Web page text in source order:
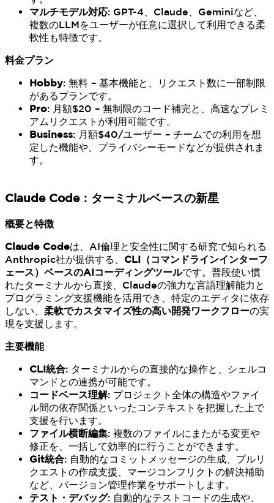
マルチモデル対応: GPT-4、Claude、Geminiなど、
複数のLLMをユーザーが任意に選択して利用できる柔
軟性も特徴です。
料金プラン
Hobby: 無料 – 基本機能と、リクエスト数に一部制限
があるプランです。
Pro: 月額$20 – 無制限のコード補完と、高速なプレミ
アムリクエストが利用可能です。
Business: 月額$40/ユーザー – チームでの利用を想
定した機能や、プライバシーモードなどが提供されま
す。
Claude Code：ターミナルベースの新星
概要と特徴
Claude Codeは、AI倫理と安全性に関する研究で知られる
Anthropic社が提供する、 CLI（コマンドラインインターフ
ェース）ベースのAIコーディングツールです。普段使い慣
れたターミナルから直接、Claudeの強力な言語理解能力と
プログラミング支援機能を活用でき、特定のエディタに依存
しない、 柔軟でカスタマイズ性の高い開発ワークフローの実
現を支援します。
主要機能
CLI統合: ターミナルからの直接的な操作と、シェルコ
マンドとの連携が可能です。
コードベース理解: プロジェクト全体の構造やファイ
ル間の依存関係といったコンテキストを把握した上で
支援を行います。
ファイル横断編集: 複数のファイルにまたがる変更や
修正を、一括して効率的に行うことができます。
Git統合: 自動的なコミットメッセージの生成、プルリ
クエストの作成支援、マージコンフリクトの解決補助
など、バージョン管理作業をサポートします。
テスト・デバッグ: 自動的なテストコードの生成や、